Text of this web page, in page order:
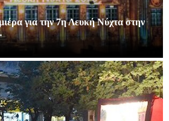
για την 7η Λευκή Νύχτα στην